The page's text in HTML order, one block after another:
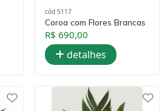
cód 5117
Coroa com Flores Brancas
R$ 690,00
detalhes